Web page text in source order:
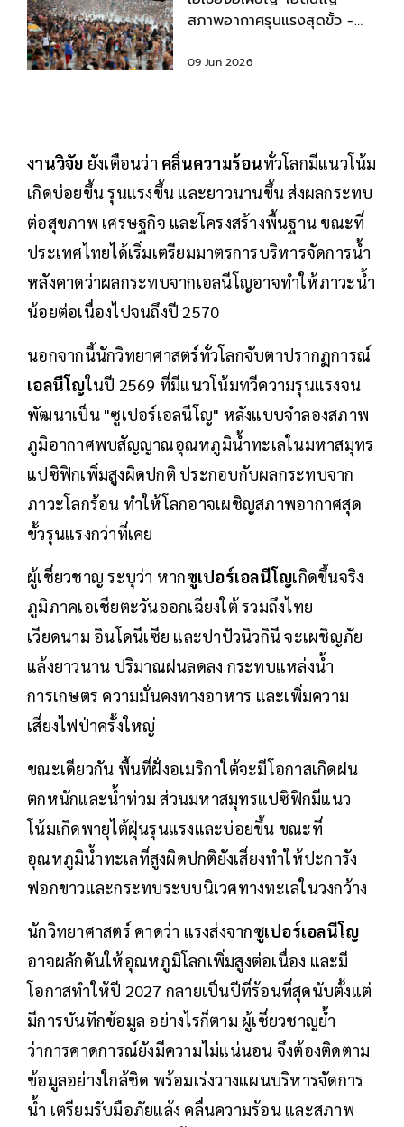
สภาพอากาศรุนแรงสุดขั้ว -
09 Jun 2026
งานวิจัย ยังเตือนว่า คลื่นความร้อนทั่วโลกมีแนวโน้ม
เกิดบ่อยขึ้น รุนแรงขึ้น และยาวนานขึ้น ส่งผลกระทบ
ต่อสุขภาพ เศรษฐกิจ และโครงสร้างพื้นฐาน ขณะที่
ประเทศไทยได้เริ่มเตรียมมาตรการบริหารจัดการน้ำ
หลังคาดว่าผลกระทบจากเอลนีโญอาจทำให้ภาวะน้ำ
น้อยต่อเนื่องไปจนถึงปี 2570
นอกจากนี้นักวิทยาศาสตร์ทั่วโลกจับตาปรากฏการณ์
เอลนีโญในปี 2569 ที่มีแนวโน้มทวีความรุนแรงจน
พัฒนาเป็น "ซูเปอร์เอลนีโญ" หลังแบบจำลองสภาพ
ภูมิอากาศพบสัญญาณอุณหภูมิน้ำทะเลในมหาสมุทร
แปซิฟิกเพิ่มสูงผิดปกติ ประกอบกับผลกระทบจาก
ภาวะโลกร้อน ทำให้โลกอาจเผชิญสภาพอากาศสุด
ขั้วรุนแรงกว่าที่เคย
ผู้เชี่ยวชาญ ระบุว่า หากซูเปอร์เอลนีโญเกิดขึ้นจริง
ภูมิภาคเอเชียตะวันออกเฉียงใต้ รวมถึงไทย
เวียดนาม อินโดนีเซีย และปาปัวนิวกินี จะเผชิญภัย
แล้งยาวนาน ปริมาณฝนลดลง กระทบแหล่งน้ำ
การเกษตร ความมั่นคงทางอาหาร และเพิ่มความ
เสี่ยงไฟป่าครั้งใหญ่
ขณะเดียวกัน พื้นที่ฝั่งอเมริกาใต้จะมีโอกาสเกิดฝน
ตกหนักและน้ำท่วม ส่วนมหาสมุทรแปซิฟิกมีแนว
โน้มเกิดพายุไต้ฝุ่นรุนแรงและบ่อยขึ้น ขณะที่
อุณหภูมิน้ำทะเลที่สูงผิดปกติยังเสี่ยงทำให้ปะการัง
ฟอกขาวและกระทบระบบนิเวศทางทะเลในวงกว้าง
นักวิทยาศาสตร์ คาดว่า แรงส่งจากซูเปอร์เอลนีโญ
อาจผลักดันให้อุณหภูมิโลกเพิ่มสูงต่อเนื่อง และมี
โอกาสทำให้ปี 2027 กลายเป็นปีที่ร้อนที่สุดนับตั้งแต่
มีการบันทึกข้อมูล อย่างไรก็ตาม ผู้เชี่ยวชาญย้ำ
ว่าการคาดการณ์ยังมีความไม่แน่นอน จึงต้องติดตาม
ข้อมูลอย่างใกล้ชิด พร้อมเร่งวางแผนบริหารจัดการ
น้ำ เตรียมรับมือภัยแล้ง คลื่นความร้อน และสภาพ